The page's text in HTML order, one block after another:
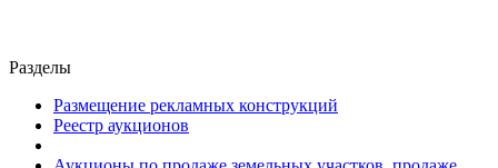
Разделы
Размещение рекламных конструкций
Реестр аукционов